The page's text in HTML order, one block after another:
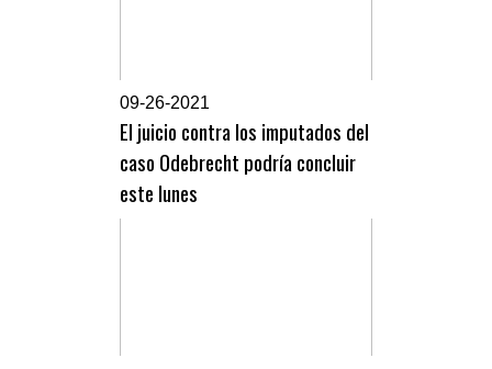
09-26-2021
El juicio contra los imputados del
caso Odebrecht podría concluir
este lunes